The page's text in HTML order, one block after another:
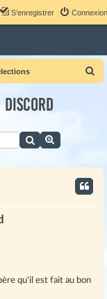
Connexion
S’enregistrer
e
discord
Rechercher
qu'il est fait au bon